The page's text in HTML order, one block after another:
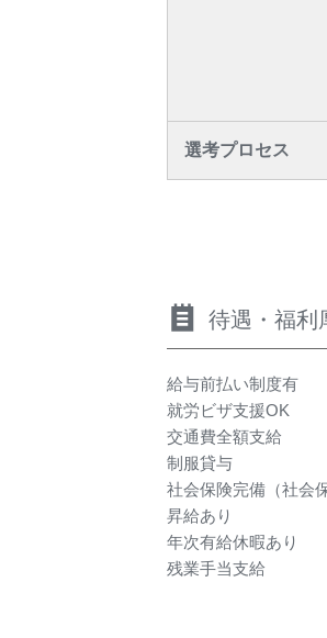
選考プロセス
待遇・福利
給与前払い制度有
就労ビザ支援OK
交通費全額支給
制服貸与
社会保険完備（社会
昇給あり
年次有給休暇あり
残業手当支給